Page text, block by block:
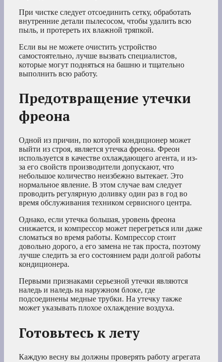
При чистке следует отсоединить сетку, обработать
внутренние детали пылесосом, чтобы удалить всю
пыль, и протереть их влажной тряпкой.
Если вы не можете очистить устройство
самостоятельно, лучше вызвать специалистов,
которые могут подняться на башню и тщательно
выполнить всю работу.
Предотвращение утечки
фреона
Одной из причин, по которой кондиционер может
выйти из строя, является утечка фреона. Фреон
используется в качестве охлаждающего агента, и из-
за его свойств производители допускают, что
небольшое количество неизбежно вытекает. Это
нормальное явление. В этом случае вам следует
проводить регулярную доливку один раз в год во
время обслуживания техником сервисного центра.
Однако, если утечка большая, уровень фреона
снижается, и компрессор может перегреться или даже
сломаться во время работы. Компрессор стоит
довольно дорого, а его замена не так проста, поэтому
лучше следить за его состоянием ради долгой работы
кондиционера.
Первыми признаками серьезной утечки являются
наледь и наледь на наружном блоке, где
подсоединены медные трубки. На утечку также
может указывать плохое охлаждение воздуха.
Готовьтесь к лету
Каждую весну вы должны проверять работу агрегата